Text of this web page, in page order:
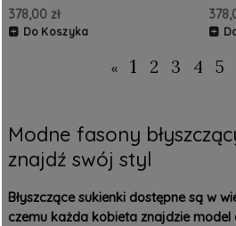
378,00 zł
Do Koszyka
« 1 2 3 4 5
Modne fasony
znajdź swój styl
Błyszczące sukienki dostępne są w
czemu każda kobieta znajdzie